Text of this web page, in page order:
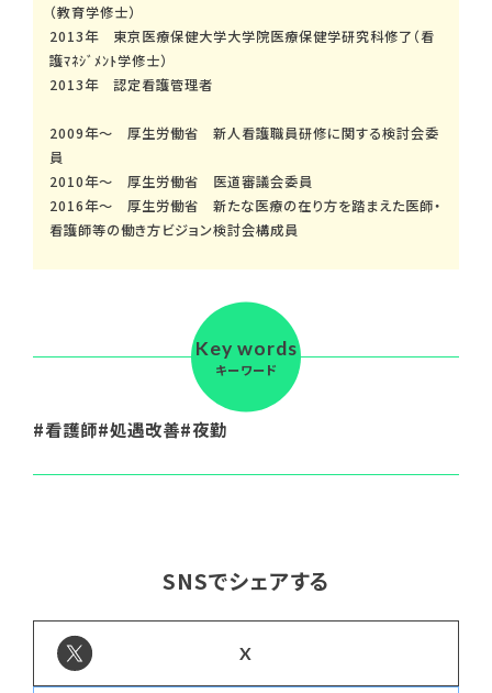
（教育学修士）
2013年 東京医療保健大学大学院医療保健学研究科修了（看
護ﾏﾈｼﾞﾒﾝﾄ学修士）
2013年 認定看護管理者
2009年～ 厚生労働省 新人看護職員研修に関する検討会委
員
2010年～ 厚生労働省 医道審議会委員
2016年～ 厚生労働省 新たな医療の在り方を踏まえた医師・
看護師等の働き方ビジョン検討会構成員
Key words
キーワード
看護師 処遇改善 夜勤
SNSでシェアする
X